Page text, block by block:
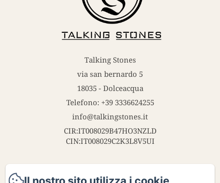
Talking Stones
via san bernardo 5
18035 - Dolceacqua
Telefono: +39 3336624255
info@talkingstones.it
CIR:IT008029B47HO3NZLD
CIN:IT008029C2K3L8V5UI